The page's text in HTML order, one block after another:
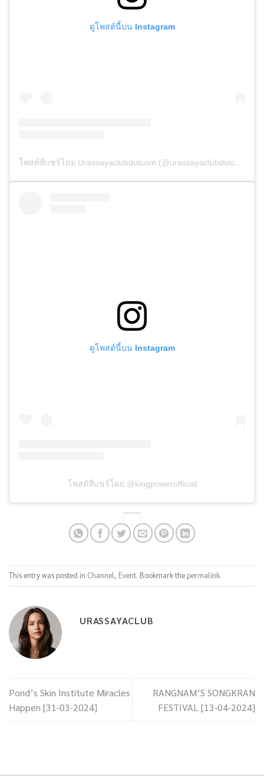
ดูโพสต์นี้บน Instagram
โพสต์ที่แชร์โดย Urassayaclubdotcom (@urassayaclubdotcom)
ดูโพสต์นี้บน Instagram
โพสต์ที่แชร์โดย @kingpowerofficial
This entry was posted in Channel, Event. Bookmark the permalink.
URASSAYACLUB
Pond’s Skin Institute Miracles
Happen [31-03-2024]
RANGNAM’S SONGKRAN
FESTIVAL [13-04-2024]